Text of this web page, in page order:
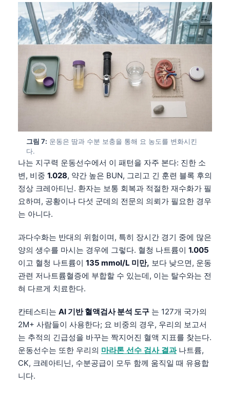
그림 7: 운동은 땀과 수분 보충을 통해 요 농도를 변화시킨
다.
나는 지구력 운동선수에서 이 패턴을 자주 본다: 진한 소
변, 비중 1.028, 약간 높은 BUN, 그리고 긴 훈련 블록 후의
정상 크레아티닌. 환자는 보통 회복과 적절한 재수화가 필
요하며, 공황이나 다섯 군데의 전문의 의뢰가 필요한 경우
는 아니다.
과다수화는 반대의 위험이며, 특히 장시간 경기 중에 많은
양의 생수를 마시는 경우에 그렇다. 혈청 나트륨이 1.005
이고 혈청 나트륨이 135 mmol/L 미만, 보다 낮으면, 운동
관련 저나트륨혈증에 부합할 수 있는데, 이는 탈수와는 전
혀 다르게 치료한다.
칸테스티는 AI 기반 혈액검사 분석 도구 는 127개 국가의
2M+ 사람들이 사용한다; 요 비중의 경우, 우리의 보고서
는 추적의 긴급성을 바꾸는 짝지어진 혈액 지표를 찾는다.
운동선수는 또한 우리의 마라톤 선수 검사 결과나트륨,
CK, 크레아티닌, 수분공급이 모두 함께 움직일 때 유용합
니다.